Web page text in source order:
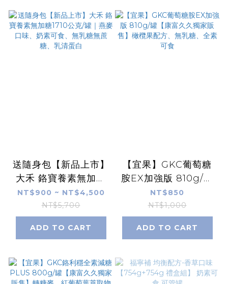
送隨身包【新品上市】
大禾 鉻寶養素無加糖
1710公克/罐｜燕麥口
味、奶素可食、無乳糖
無蔗糖、乳清蛋白
NT$900 ~ NT$4,500
NT$5,700
ADD TO CART
【宜果】GKC葡萄糖
胺EX加強版 810g/罐
【康富久久獨家販售】
橄欖果配方、無乳糖、
全素可食
NT$850
NT$1,000
ADD TO CART